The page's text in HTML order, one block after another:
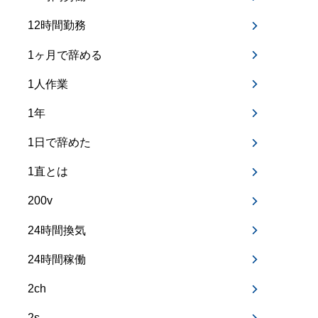
12時間勤務
1ヶ月で辞める
1人作業
1年
1日で辞めた
1直とは
200v
24時間換気
24時間稼働
2ch